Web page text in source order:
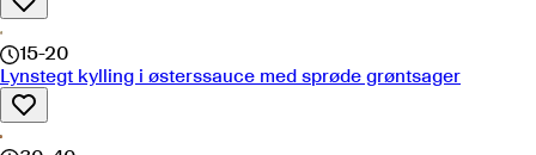
15-20
Lynstegt kylling i østerssauce med sprøde grøntsager